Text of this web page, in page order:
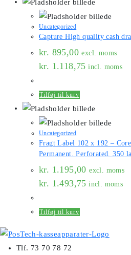
Uncategorized
Capture High quality cash
kr. 895,00 excl. moms
kr. 1.118,75 incl. moms
Tilføj til kurv
Uncategorized
Fragt Label 102 x 192 –
Permanent. Perforated. 350
kr. 1.195,00 excl. moms
kr. 1.493,75 incl. moms
Tilføj til kurv
Tlf. 73 70 78 72